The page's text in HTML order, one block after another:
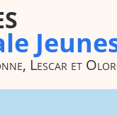
Lescar et